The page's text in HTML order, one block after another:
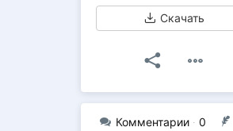
Скачать
Комментарии · 0